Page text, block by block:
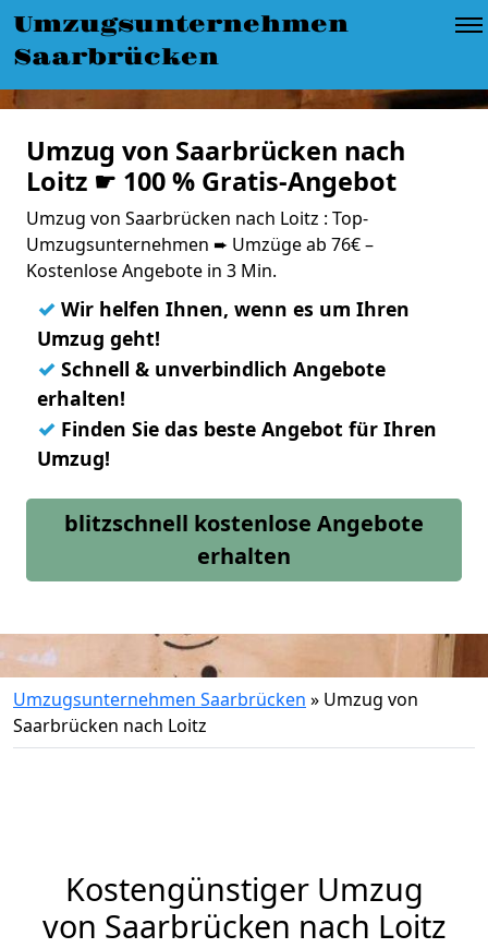
Umzugsunternehmen
Saarbrücken
Umzug von Saarbrücken nach
Loitz ☛ 100 % Gratis-Angebot
Umzug von Saarbrücken nach Loitz : Top-
Umzugsunternehmen ➨ Umzüge ab 76€ –
Kostenlose Angebote in 3 Min.
✓ Wir helfen Ihnen, wenn es um Ihren
Umzug geht!
✓ Schnell & unverbindlich Angebote
erhalten!
✓ Finden Sie das beste Angebot für Ihren
Umzug!
blitzschnell kostenlose Angebote
erhalten
Umzugsunternehmen Saarbrücken » Umzug von
Saarbrücken nach Loitz
Kostengünstiger Umzug
von Saarbrücken nach Loitz